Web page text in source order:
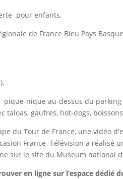
pour enfants,
de France Bleu Pays
pique-nique au-dessus du
gaufres, hot-dogs,
du Tour de France, une vidéo
France Télévision a réalisé
sur le site du Museum national
en ligne sur l’espace dédié